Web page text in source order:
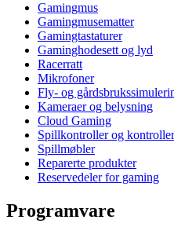
Gamingmus
Gamingmusematter
Gamingtastaturer
Gaminghodesett og lyd
Racerratt
Mikrofoner
Fly- og
Kameraer og belysning
Cloud Gaming
Spillkontroller og
Spillmøbler
Reparerte produkter
Reservedeler for gaming
Programvare